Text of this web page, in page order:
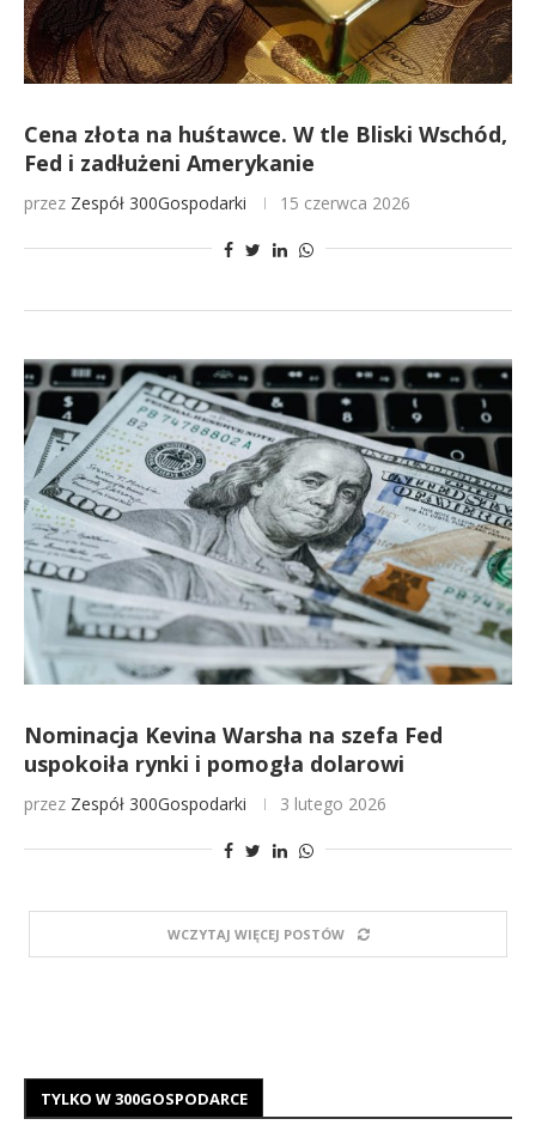
Cena złota na huśtawce. W tle Bliski Wschód,
Fed i zadłużeni Amerykanie
przez Zespół 300Gospodarki 15 czerwca 2026
Nominacja Kevina Warsha na szefa Fed
uspokoiła rynki i pomogła dolarowi
przez Zespół 300Gospodarki 3 lutego 2026
WCZYTAJ WIĘCEJ POSTÓW
TYLKO W 300GOSPODARCE